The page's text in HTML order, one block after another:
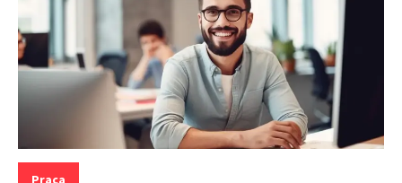
Kategorie:
Praca